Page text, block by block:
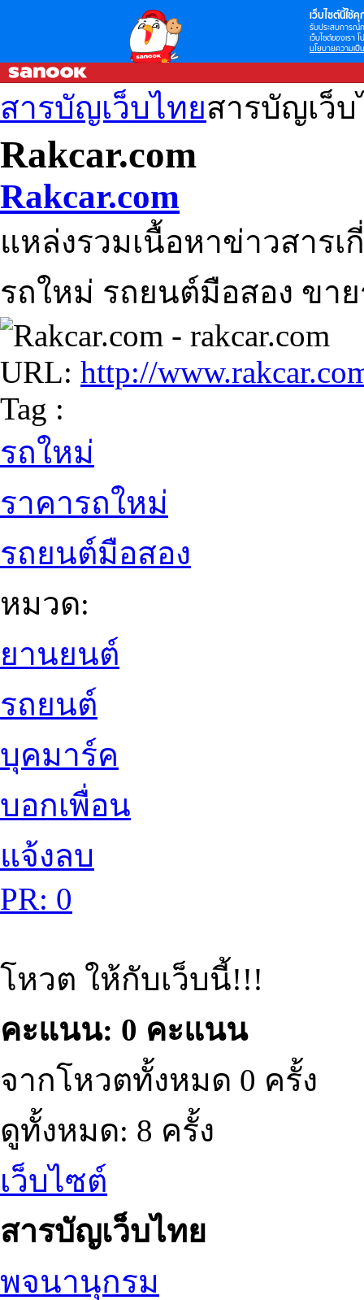
เว็บไซต์นี้ใช้คุ
รับประสบการณ์
เว็บไซต์ของเรา
นโยบายความเป็
สารบัญเว็บไทยสารบัญเว็
Rakcar.com
Rakcar.com
แหล่งรวมเนื้อหาข่าวสาร
รถใหม่ รถยนต์มือสอง ขา
URL: http://
Tag :
รถใหม่
ราคารถใหม่
รถยนต์มือสอง
หมวด:
ยานยนต์
รถยนต์
บุคมาร์ค
บอกเพื่อน
แจ้งลบ
PR: 0
โหวต ให้กับเว็บนี้!!!
คะแนน: 0 คะแนน
จากโหวตทั้งหมด 0 ครั้ง
ดูทั้งหมด: 8 ครั้ง
เว็บไซต์
สารบัญเว็บไทย
พจนานุกรม